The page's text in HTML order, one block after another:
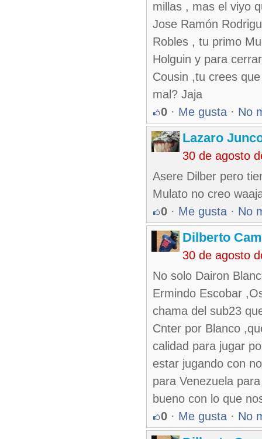
millas , mas el viyo
Jose Ramón
Robles , tu primo
Holguin y para
Cousin ,tu crees
mal? Jaja
0 · Me gusta · No
Lazaro
30 de agosto
Asere Dilber pero
Mulato no creo
0 · Me gusta · No
Dilberto
30 de agosto
No solo Dairon
Ermindo Escobar
chama del sub23
Cnter por Blanco
calidad para jugar
estar jugando con
para Venezuela
bueno con lo que
0 · Me gusta · No